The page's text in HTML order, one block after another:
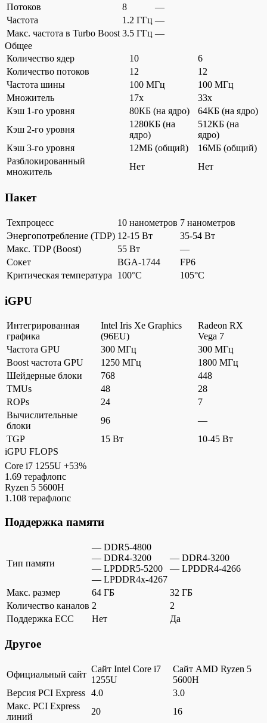
Потоков
8
—
Частота
1.2 ГГц —
Макс. частота в Turbo Boost 3.5 ГГц —
Общее
Количество ядер
10
6
Количество потоков
12
12
Частота шины
100 МГц
100 МГц
Множитель
17x
33x
Кэш 1-го уровня
80КБ (на ядро)
64КБ (на ядро)
Кэш 2-го уровня
1280КБ (на
ядро)
512КБ (на
ядро)
Кэш 3-го уровня
12МБ (общий)
16МБ (общий)
Разблокированный
множитель
Нет Нет
Пакет
Техпроцесс 10 нанометров 7 нанометров
Энергопотребление (TDP) 12-15 Вт
35-54 Вт
Макс. TDP (Boost)
55 Вт
—
Сокет
BGA-1744
FP6
Критическая температура
100°C 105°C
iGPU
Интегрированная
графика
Intel Iris Xe Graphics
(96EU)
Radeon RX
Vega 7
Частота GPU
300 МГц
300 МГц
Boost частота GPU
1250 МГц
1800 МГц
Шейдерные блоки
768
448
TMUs
48
28
ROPs
24
7
Вычислительные
блоки
96
—
TGP
15 Вт
10-45 Вт
iGPU FLOPS
Core i7 1255U +53%
1.69 терафлопс
Ryzen 5 5600H
1.108 терафлопс
Поддержка памяти
Тип памяти
— DDR5-4800
— DDR4-3200
— LPDDR5-5200
— LPDDR4x-4267
— DDR4-3200
— LPDDR4-4266
Макс. размер 64 ГБ
32 ГБ
Количество каналов 2
2
Поддержка ECC
Нет Да
Другое
Официальный сайт
Сайт Intel Core i7
1255U
Сайт AMD Ryzen 5
5600H
Версия PCI Express 4.0
3.0
Макс. PCI Express
линий
20 16